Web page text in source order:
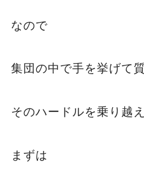
なので
集団の中で手を挙げて
そのハードルを乗り越
まずは